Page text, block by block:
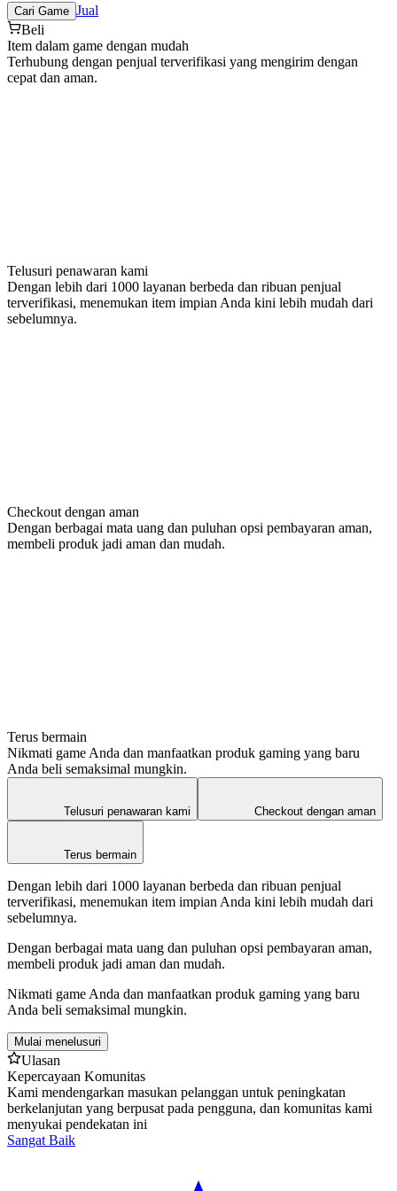
Cari Game Jual
Beli
Item dalam game dengan mudah
Terhubung dengan penjual terverifikasi yang mengirim dengan
cepat dan aman.
Telusuri penawaran kami
Dengan lebih dari 1000 layanan berbeda dan ribuan penjual
terverifikasi, menemukan item impian Anda kini lebih mudah dari
sebelumnya.
Checkout dengan aman
Dengan berbagai mata uang dan puluhan opsi pembayaran aman,
membeli produk jadi aman dan mudah.
Terus bermain
Nikmati game Anda dan manfaatkan produk gaming yang baru
Anda beli semaksimal mungkin.
Telusuri penawaran kami Checkout dengan aman
Terus bermain
Dengan lebih dari 1000 layanan berbeda dan ribuan penjual
terverifikasi, menemukan item impian Anda kini lebih mudah dari
sebelumnya.
Dengan berbagai mata uang dan puluhan opsi pembayaran aman,
membeli produk jadi aman dan mudah.
Nikmati game Anda dan manfaatkan produk gaming yang baru
Anda beli semaksimal mungkin.
Mulai menelusuri
Ulasan
Kepercayaan Komunitas
Kami mendengarkan masukan pelanggan untuk peningkatan
berkelanjutan yang berpusat pada pengguna, dan komunitas kami
menyukai pendekatan ini
Sangat Baik